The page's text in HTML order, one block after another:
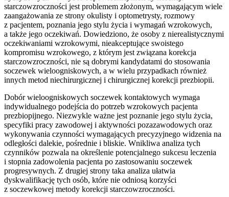
starczowzroczności jest problemem złożonym, wymagającym wiele
zaangażowania ze strony okulisty i optometrysty, rozmowy
z pacjentem, poznania jego stylu życia i wymagań wzrokowych,
a także jego oczekiwań. Dowiedziono, że osoby z nierealistycznymi
oczekiwaniami wzrokowymi, nieakceptujące swoistego
kompromisu wzrokowego, z którym jest związana korekcja
starczowzroczności, nie są dobrymi kandydatami do stosowania
soczewek wieloogniskowych, a w wielu przypadkach również
innych metod niechirurgicznej i chirurgicznej korekcji prezbiopii.
Dobór wieloogniskowych soczewek kontaktowych wymaga
indywidualnego podejścia do potrzeb wzrokowych pacjenta
prezbiopijnego. Niezwykle ważne jest poznanie jego stylu życia,
specyfiki pracy zawodowej i aktywności pozazawodowych oraz
wykonywania czynności wymagających precyzyjnego widzenia na
odległości dalekie, pośrednie i bliskie. Wnikliwa analiza tych
czynników pozwala na określenie potencjalnego sukcesu leczenia
i stopnia zadowolenia pacjenta po zastosowaniu soczewek
progresywnych. Z drugiej strony taka analiza ułatwia
dyskwalifikację tych osób, które nie odniosą korzyści
z soczewkowej metody korekcji starczowzroczności.